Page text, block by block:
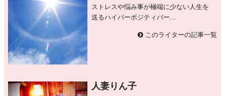
ストレスや悩み事が極端に少ない人生を
送るハイパーボジティバー...
このライターの記事一覧
人妻りん子